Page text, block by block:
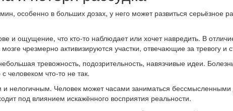
особенно в больших дозах, у него может развиться серьёзное
и ощущение, что кто-то наблюдает или хочет навредить. В
чрезмерно активизируются участки, отвечающие за тревогу и
тревожность, подозрительность, навязчивые идеи.
человеком что-то не так.
нелогичным. Человек может часами заниматься бессмысленными
под влиянием искажённого восприятия реальности.